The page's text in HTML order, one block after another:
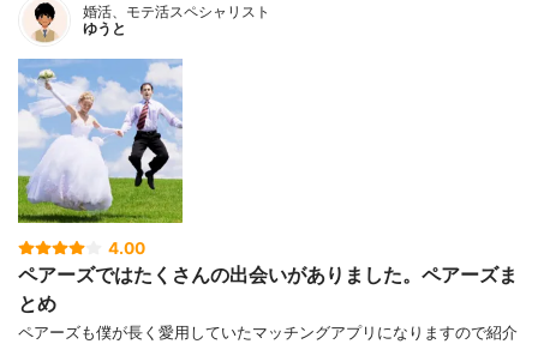
婚活、モテ活スペシャリスト
ゆうと
4.00
ペアーズではたくさんの出会いがありました。ペアーズま
とめ
ペアーズも僕が長く愛用していたマッチングアプリになりますので紹介